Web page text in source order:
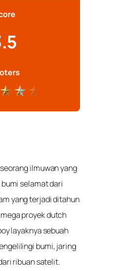
ilmuwan yang
selamat dari
yang terjadi ditahun
proyek dutch
layaknya sebuah
bumi, jaring
ribuan satelit.